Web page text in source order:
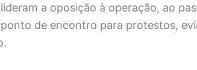
a oposição à operação, ao
de encontro para protestos,